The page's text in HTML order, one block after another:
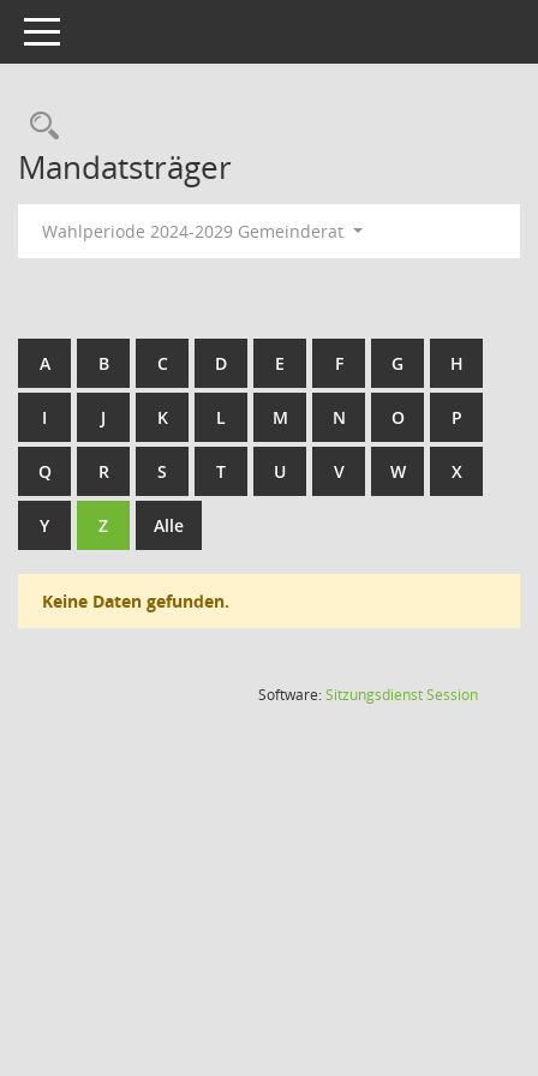
Toggle navigation
Rechercheauswahl
Mandatsträger
Wahlperiode 2024-2029 Gemeinderat
A B C D E F G H
I J K L M N O P
Q R S T U V W X
Y Z Alle
Keine Daten gefunden.
Software:SitzungsdienstSession(Wird in